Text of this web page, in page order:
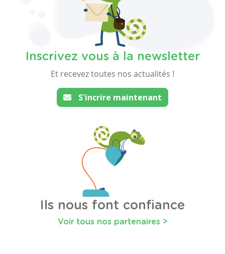
Inscrivez vous à la newsletter
Et recevez toutes nos actualités !
S'incrire maintenant
Ils nous font confiance
Voir tous nos partenaires >